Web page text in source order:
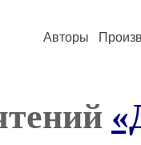
Авторы